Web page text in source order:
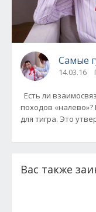
Самые
14.03.16
Есть ли
походов
для тигра. Это
Вас также